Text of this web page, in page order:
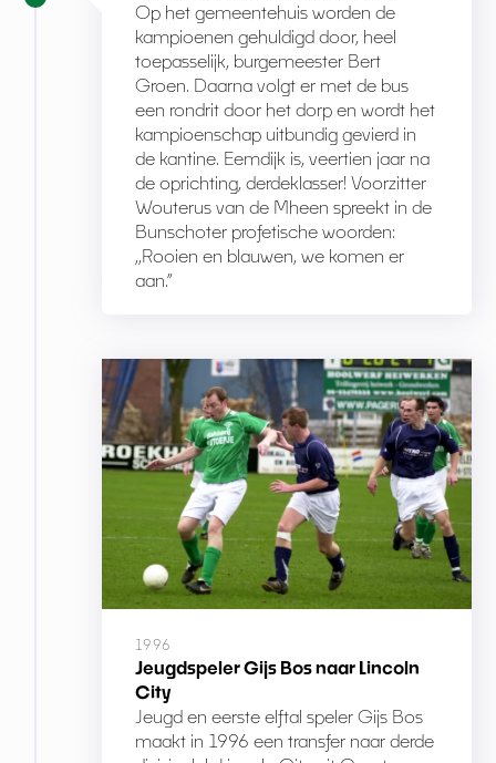
Op het gemeentehuis worden de
kampioenen gehuldigd door, heel
toepasselijk, burgemeester Bert
Groen. Daarna volgt er met de bus
een rondrit door het dorp en wordt het
kampioenschap uitbundig gevierd in
de kantine. Eemdijk is, veertien jaar na
de oprichting, derdeklasser! Voorzitter
Wouterus van de Mheen spreekt in de
Bunschoter profetische woorden:
,,Rooien en blauwen, we komen er
aan.”
1996
Jeugdspeler Gijs Bos naar Lincoln
City
Jeugd en eerste elftal speler Gijs Bos
maakt in 1996 een transfer naar derde